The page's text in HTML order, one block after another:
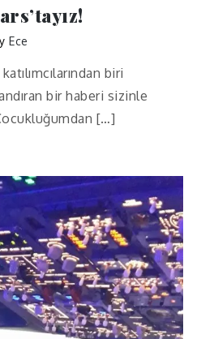
Ece
biri
bir haberi sizinle
[…]